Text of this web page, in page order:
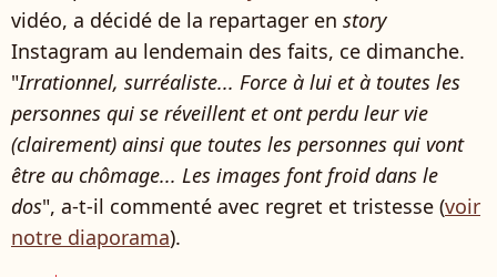
vidéo, a décidé de la repartager en story
Instagram au lendemain des faits, ce dimanche.
"Irrationnel, surréaliste... Force à lui et à toutes les
personnes qui se réveillent et ont perdu leur vie
(clairement) ainsi que toutes les personnes qui vont
être au chômage... Les images font froid dans le
dos", a-t-il commenté avec regret et tristesse (voir
notre diaporama).